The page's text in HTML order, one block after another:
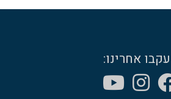
עקבו אחרינו: